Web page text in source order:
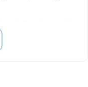
của ozone